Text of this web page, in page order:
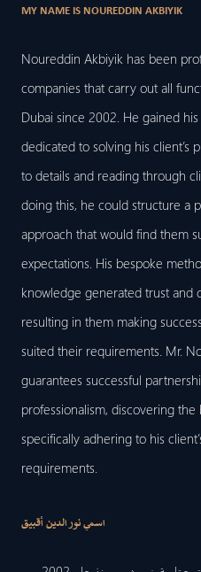
MY NAME IS NOUREDDIN AKBIYIK
Noureddin Akbiyik has been
companies that carry out all
Dubai since 2002. He gained
dedicated to solving his client’s
to details and reading through
doing this, he could structure a
approach that would find them
expectations. His bespoke
knowledge generated trust and
resulting in them making
suited their requirements. Mr.
guarantees successful
professionalism, discovering
specifically adhering to his
requirements.
اسمي نور الدين أقبيق